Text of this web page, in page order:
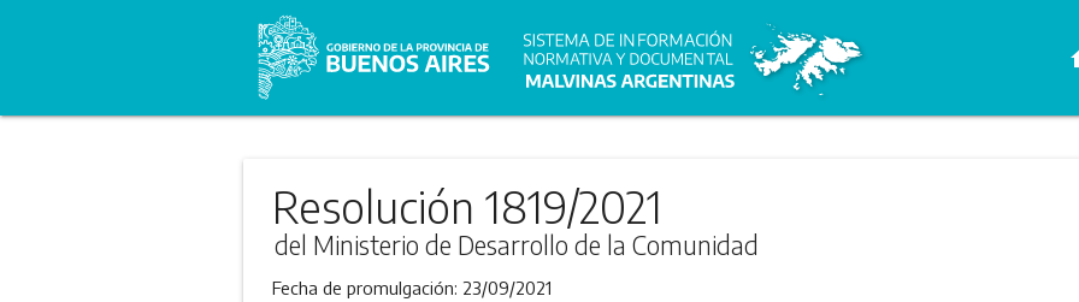
Resolución 1819/2021
del Ministerio de Desarrollo de la Comunidad
Fecha de promulgación: 23/09/2021